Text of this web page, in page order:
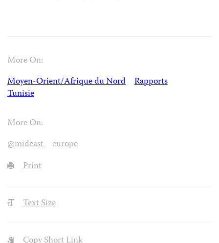
More On:
Moyen-Orient/Afrique du Nord
Rapports
Tunisie
More On:
@mideast
europe
Print
Text Size